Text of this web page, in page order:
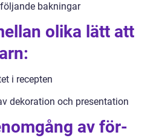
bakningar
olika lätt att
i recepten
dekoration och presentation
av för-